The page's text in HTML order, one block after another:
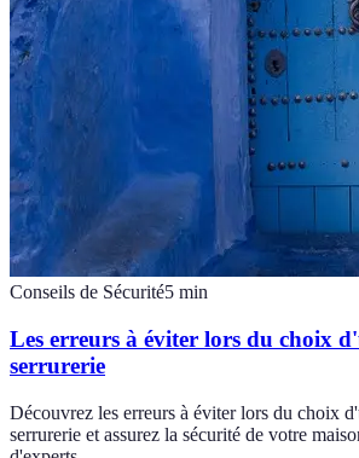
Conseils de Sécurité5 min
Les erreurs à éviter lors du choix
serrurerie
Découvrez les erreurs à éviter lors du choix
serrurerie et assurez la sécurité de votre